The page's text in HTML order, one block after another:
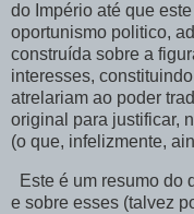
do Império até que
oportunismo politico,
construída sobre a
interesses,
atrelariam ao poder
original para justificar,
(o que, infelizmente,
Este é um resumo do
e sobre esses (talvez